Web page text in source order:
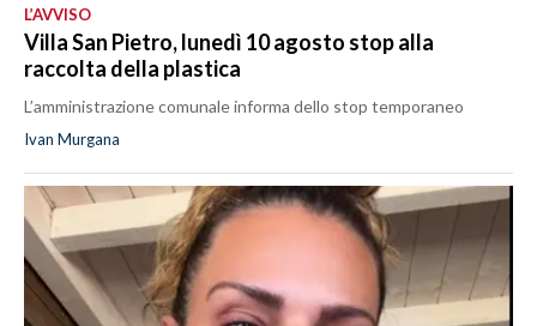
L’AVVISO
Villa San Pietro, lunedì 10 agosto stop alla
raccolta della plastica
L’amministrazione comunale informa dello stop temporaneo
Ivan Murgana